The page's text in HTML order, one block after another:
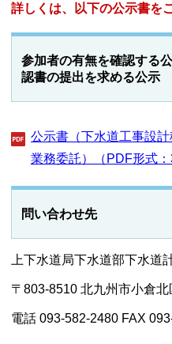
詳しくは、以下の公示書を
参加者の有無を確認する
認書の提出を求める公示
公示書（下水道工事設
業務委託）（PDF形式：
問い合わせ先
上下水道局下水道部下水道
〒803-8510 北九州市小倉
電話 093-582-2480 FAX